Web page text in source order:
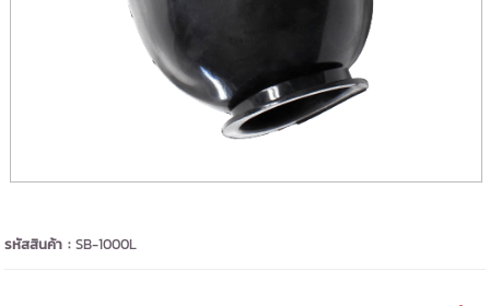
รหัสสินค้า :SB-1000L